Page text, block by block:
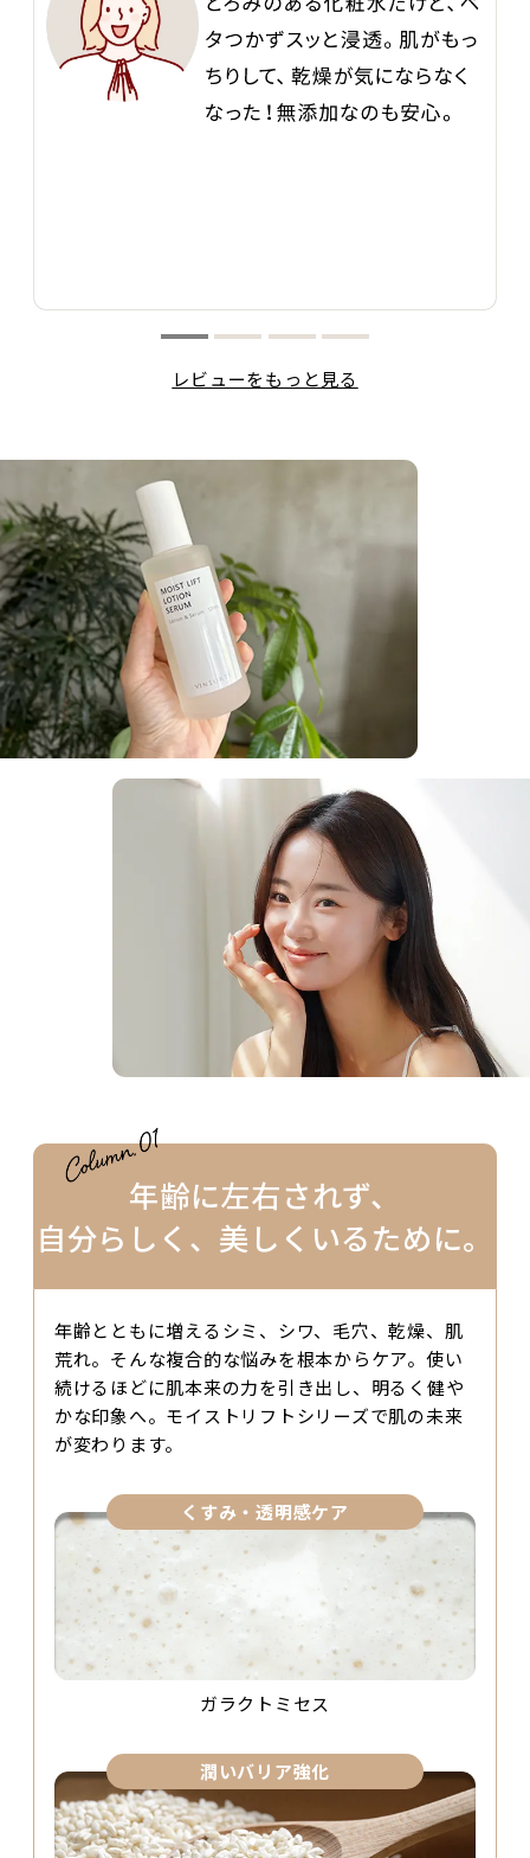
レビューをもっと見る
年齢に左右されず、
自分らしく、美しくいるために。
年齢とともに増えるシミ、シワ、毛穴、乾燥、肌
荒れ。そんな複合的な悩みを根本からケア。使い
続けるほどに肌本来の力を引き出し、明るく健や
かな印象へ。モイストリフトシリーズで肌の未来
が変わります。
くすみ・透明感ケア
ガラクトミセス
潤いバリア強化